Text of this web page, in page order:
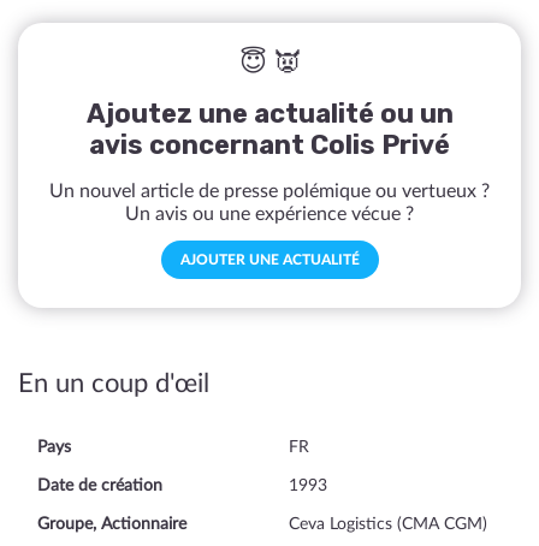
😇 👿
Ajoutez une actualité ou un
avis concernant Colis Privé
Un nouvel article de presse polémique ou vertueux ?
Un avis ou une expérience vécue ?
AJOUTER UNE ACTUALITÉ
En un coup d'œil
Pays FR
Date de création 1993
Groupe, Actionnaire Ceva Logistics (CMA CGM)